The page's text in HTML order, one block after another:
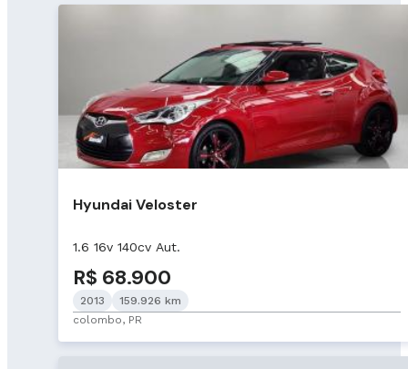
Hyundai Veloster
1.6 16v 140cv Aut.
R$ 68.900
2013
159.926 km
colombo, PR